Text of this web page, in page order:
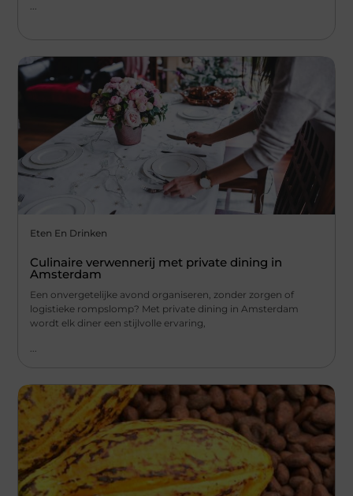
Eten En Drinken
Culinaire verwennerij met private dining in
Amsterdam
Een onvergetelijke avond organiseren, zonder zorgen of
logistieke rompslomp? Met private dining in Amsterdam
wordt elk diner een stijlvolle ervaring,
...